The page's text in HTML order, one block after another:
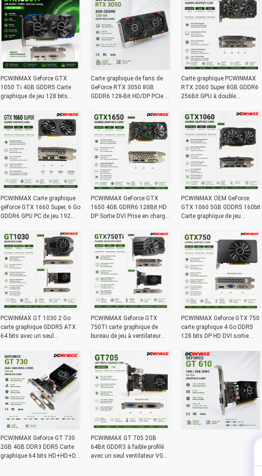
PCWINMAX Geforce GTX
1050 Ti 4GB GDDR5 Carte
graphique de jeu 128 bits
stock pour ordinateur de
bureau
Carte graphique de fans de
GeForce RTX 3050 8GB
GDDR6 128-Bit HD/DP PCIe 4
pour le jeu de PC
Carte graphique PCWINMAX
RTX 2060 Super 8GB GDDR6
256Bit GPU à double
Ray Tracing pour PC de jeu
OEM en gros
PCWINMAX Carte graphique
géforce GTX 1660 Super, 6 Go
GDDR6 GPU PC de jeu 192
1660S Cartes de jeu
PCWINMAX GeForce GTX
1650 4GB GDRR6 128Bit HD
DP Sortie DVI Prise en charge
12 VR prête OC
PCWINMAX OEM GeForce
GTX 1060 5GB GDDR5 160bit
Carte graphique de jeu
carte vidéo HD DP DVI de
sortie
PCWINMAX GT 1030 2 Go
carte graphique GDDR5 ATX
64 bits avec un seul
bureau DVI
PCWINMAX Geforce GTX
750TI carte graphique de
bureau de jeu à ventilateur
PCWINMAX Geforce GTX 750
carte graphique 4 Go DDR5
128 bits DP HD DVI sortie
PCWINMAX Geforce GT 730
2GB 4GB DDR3 DDR5 Carte
graphique 64 bits HD+HD+DP
PCWINMAX GT 705 2GB
64Bit GDDR3 à faible profilé
avec un seul ventilateur VGA